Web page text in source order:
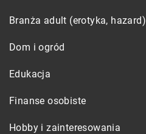
Branża adult (erotyka, hazard)
Dom i ogród
Edukacja
Finanse osobiste
Hobby i zainteresowania